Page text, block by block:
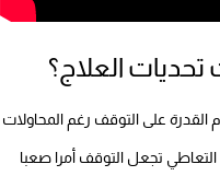
العلاج؟
على التوقف رغم المحاولات
تجعل التوقف أمرا صعبا